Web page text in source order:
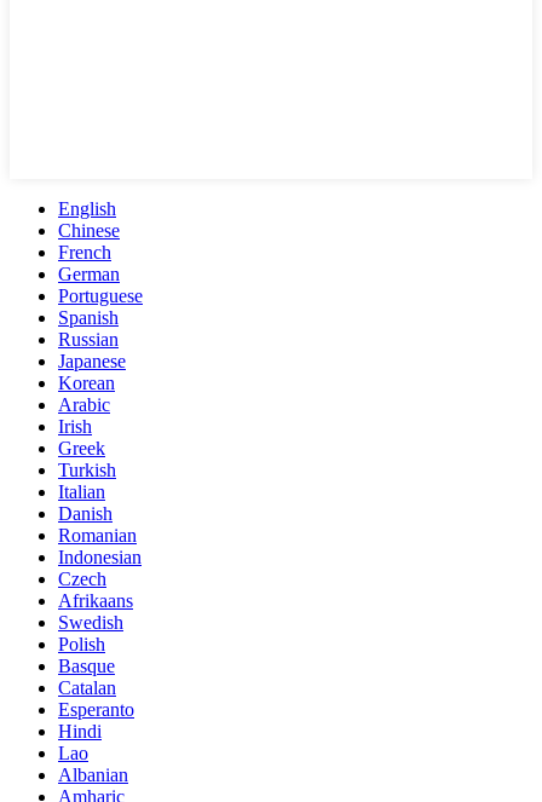
English
Chinese
French
German
Portuguese
Spanish
Russian
Japanese
Korean
Arabic
Irish
Greek
Turkish
Italian
Danish
Romanian
Indonesian
Czech
Afrikaans
Swedish
Polish
Basque
Catalan
Esperanto
Hindi
Lao
Albanian
Amharic